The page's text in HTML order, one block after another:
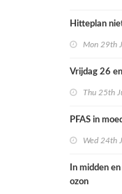
Hitteplan
Mon 29th
Vrijdag 26
Thu 25th
PFAS in
Wed 24th
In midden
ozon